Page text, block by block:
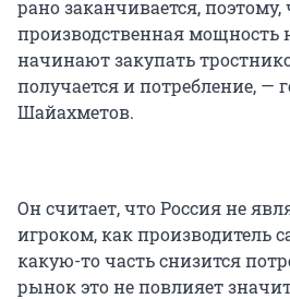
рано заканчивается, поэтому,
производственная мощность
начинают закупать
получается и потребление, —
Шайахметов.
Он считает, что Россия не
игроком, как производитель
какую-то часть снизится
рынок это не повлияет